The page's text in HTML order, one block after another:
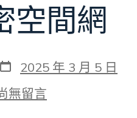
空間網
發
表
2025 年 3 月 5 日
虞
無留言